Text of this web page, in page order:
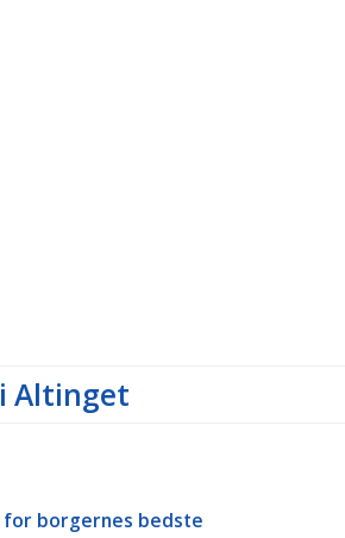
Altinget
borgernes bedste